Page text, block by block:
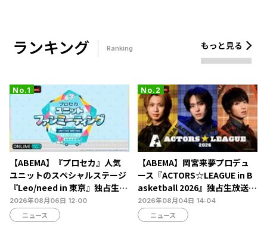
ランキング Ranking もっと見る
【ABEMA】『プロセカ』人気
ユニットのスペシャルステージ
『Leo/need in 東京』独占生放
送決定…ショートライブや生ア
フレコも
2026年08月06日 12:00
ニュース
【ABEMA】岡宮来夢プロデュ
ース『ACTORS☆LEAGUE in B
asketball 2026』独占生放送決
定…北村諒、糸川耀士郎、長妻
怜央らが出演
2026年08月04日 14:04
ニュース